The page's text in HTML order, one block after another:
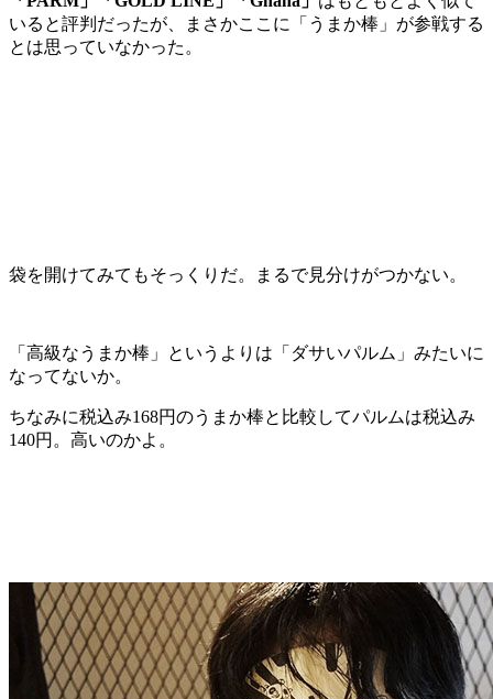
いると評判だったが、まさかここに「うまか棒」が参戦する
とは思っていなかった。
袋を開けてみてもそっくりだ。まるで見分けがつかない。
「高級なうまか棒」というよりは「ダサいパルム」みたいに
なってないか。
ちなみに税込み168円のうまか棒と比較してパルムは税込み
140円。高いのかよ。